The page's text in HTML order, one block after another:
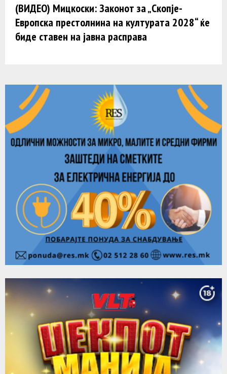
(ВИДЕО) Мицкоски: Законот за „Скопје-
Европска престолнина на културата 2028“ ќе
биде ставен на јавна расправа